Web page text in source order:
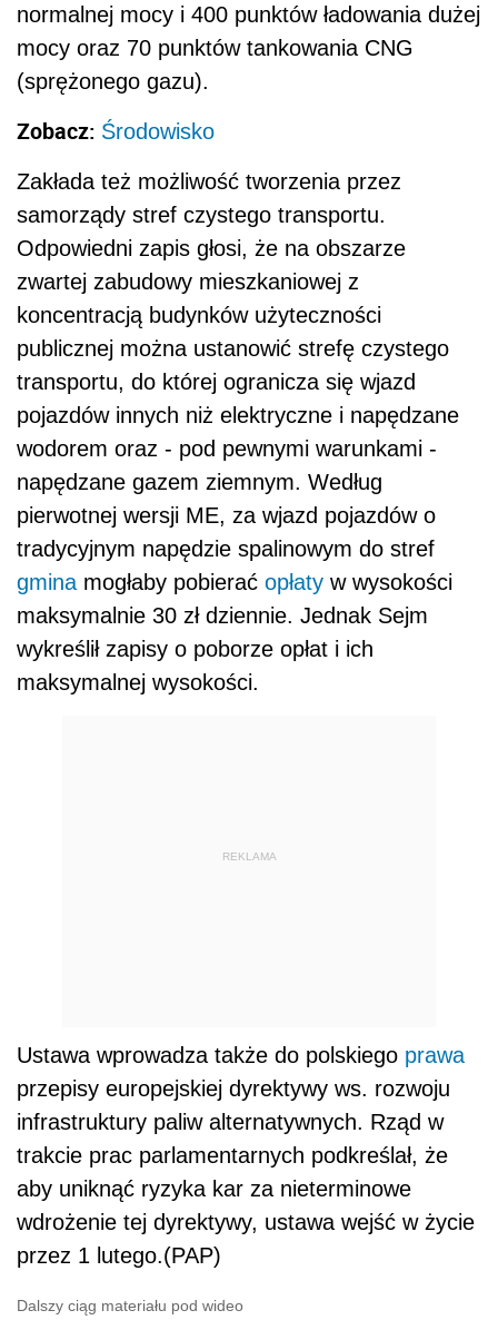
normalnej mocy i 400 punktów ładowania dużej
mocy oraz 70 punktów tankowania CNG
(sprężonego gazu).
Zobacz: Środowisko
Zakłada też możliwość tworzenia przez
samorządy stref czystego transportu.
Odpowiedni zapis głosi, że na obszarze
zwartej zabudowy mieszkaniowej z
koncentracją budynków użyteczności
publicznej można ustanowić strefę czystego
transportu, do której ogranicza się wjazd
pojazdów innych niż elektryczne i napędzane
wodorem oraz - pod pewnymi warunkami -
napędzane gazem ziemnym. Według
pierwotnej wersji ME, za wjazd pojazdów o
tradycyjnym napędzie spalinowym do stref
gmina mogłaby pobierać opłaty w wysokości
maksymalnie 30 zł dziennie. Jednak Sejm
wykreślił zapisy o poborze opłat i ich
maksymalnej wysokości.
REKLAMA
Ustawa wprowadza także do polskiego prawa
przepisy europejskiej dyrektywy ws. rozwoju
infrastruktury paliw alternatywnych. Rząd w
trakcie prac parlamentarnych podkreślał, że
aby uniknąć ryzyka kar za nieterminowe
wdrożenie tej dyrektywy, ustawa wejść w życie
przez 1 lutego.(PAP)
Dalszy ciąg materiału pod wideo